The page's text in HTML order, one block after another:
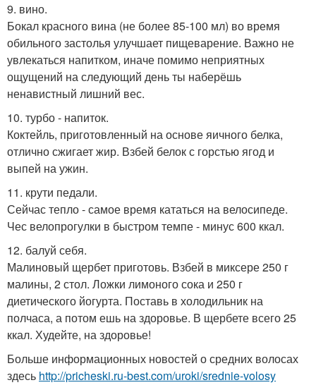
9. вино.
Бокал красного вина (не более 85-100 мл) во время
обильного застолья улучшает пищеварение. Важно не
увлекаться напитком, иначе помимо неприятных
ощущений на следующий день ты наберёшь
ненавистный лишний вес.
10. турбо - напиток.
Коктейль, приготовленный на основе яичного белка,
отлично сжигает жир. Взбей белок с горстью ягод и
выпей на ужин.
11. крути педали.
Сейчас тепло - самое время кататься на велосипеде.
Чес велопрогулки в быстром темпе - минус 600 ккал.
12. балуй себя.
Малиновый щербет приготовь. Взбей в миксере 250 г
малины, 2 стол. Ложки лимоного сока и 250 г
диетического йогурта. Поставь в холодильник на
полчаса, а потом ешь на здоровье. В щербете всего 25
ккал. Худейте, на здоровье!
Больше информационных новостей о средних волосах
здесь http://pricheski.ru-best.com/uroki/srednie-volosy